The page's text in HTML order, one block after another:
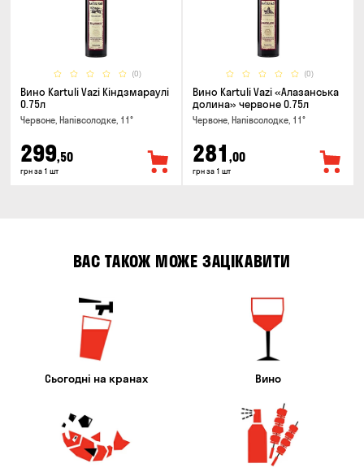
(0)
Вино Kartuli Vazi Кіндзмараулі
0.75л
Червоне, Напівсолодке, 11°
299,50
грн за 1 шт
(0)
Вино Kartuli Vazi «Алазанська
долина» червоне 0.75л
Червоне, Напівсолодке, 11°
281 ,00
грн за 1 шт
ВАС ТАКОЖ МОЖЕ ЗАЦІКАВИТИ
Сьогодні на кранах Вино